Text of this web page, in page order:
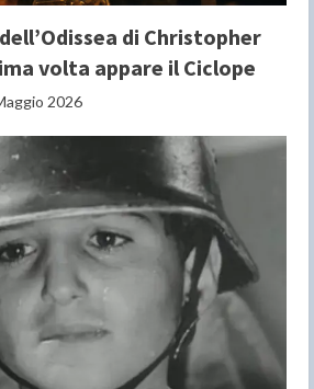
di Christopher
volta appare il Ciclope
2026